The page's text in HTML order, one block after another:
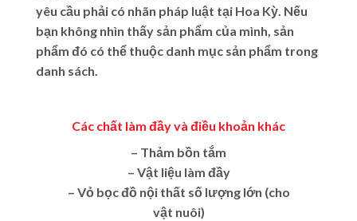
yêu cầu phải có nhãn pháp luật tại Hoa Kỳ. Nếu
bạn không nhìn thấy sản phẩm của mình, sản
phẩm đó có thể thuộc danh mục sản phẩm trong
danh sách.
Các chất làm đầy và điều khoản khác
– Thảm bồn tắm
– Vật liệu làm đầy
– Vỏ bọc đồ nội thất số lượng lớn (cho
vật nuôi)